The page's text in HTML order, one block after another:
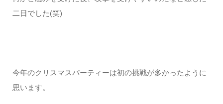
二日でした(笑)
今年のクリスマスパーティーは初の挑戦が多かったように
思います。